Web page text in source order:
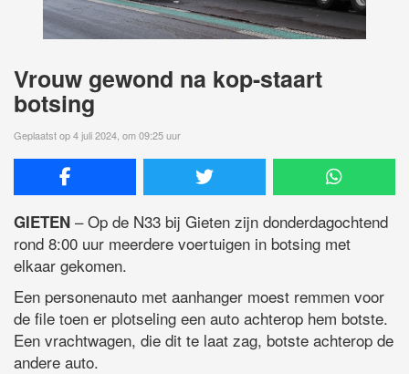
Vrouw gewond na kop-staart
botsing
Geplaatst op 4 juli 2024, om 09:25 uur
GIETEN – Op de N33 bij Gieten zijn donderdagochtend
rond 8:00 uur meerdere voertuigen in botsing met
elkaar gekomen.
Een personenauto met aanhanger moest remmen voor
de file toen er plotseling een auto achterop hem botste.
Een vrachtwagen, die dit te laat zag, botste achterop de
andere auto.